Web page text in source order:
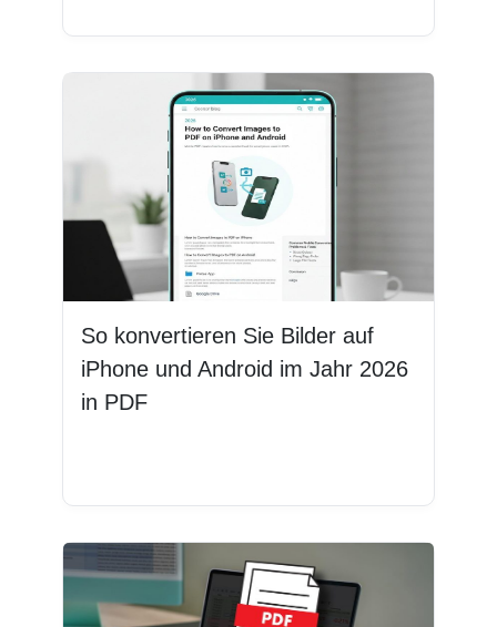
So konvertieren Sie Bilder auf
iPhone und Android im Jahr 2026
in PDF